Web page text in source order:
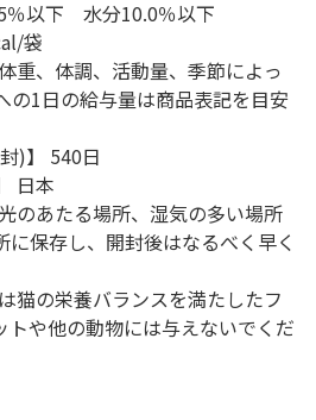
以下 水分10.0％以下
袋
重、体調、活動量、季節によっ
の1日の給与量は商品表記を目安
)】 540日
日本
のあたる場所、湿気の多い場所
に保存し、開封後はなるべく早く
猫の栄養バランスを満たしたフ
トや他の動物には与えないでくだ